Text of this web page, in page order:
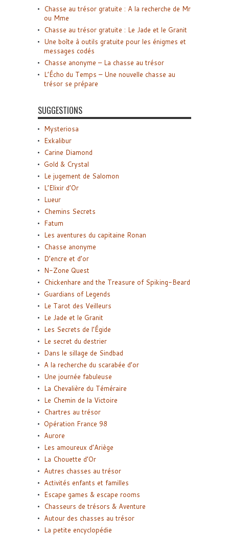
Chasse au trésor gratuite : A la recherche de Mr
ou Mme
Chasse au trésor gratuite : Le Jade et le Granit
Une boîte à outils gratuite pour les énigmes et
messages codés
Chasse anonyme – La chasse au trésor
L’Écho du Temps – Une nouvelle chasse au
trésor se prépare
SUGGESTIONS
Mysteriosa
Exkalibur
Carine Diamond
Gold & Crystal
Le jugement de Salomon
L’Elixir d’Or
Lueur
Chemins Secrets
Fatum
Les aventures du capitaine Ronan
Chasse anonyme
D’encre et d’or
N-Zone Quest
Chickenhare and the Treasure of Spiking-Beard
Guardians of Legends
Le Tarot des Veilleurs
Le Jade et le Granit
Les Secrets de l’Égide
Le secret du destrier
Dans le sillage de Sindbad
A la recherche du scarabée d’or
Une journée fabuleuse
La Chevalière du Téméraire
Le Chemin de la Victoire
Chartres au trésor
Opération France 98
Aurore
Les amoureux d’Ariège
La Chouette d’Or
Autres chasses au trésor
Activités enfants et familles
Escape games & escape rooms
Chasseurs de trésors & Aventure
Autour des chasses au trésor
La petite encyclopédie